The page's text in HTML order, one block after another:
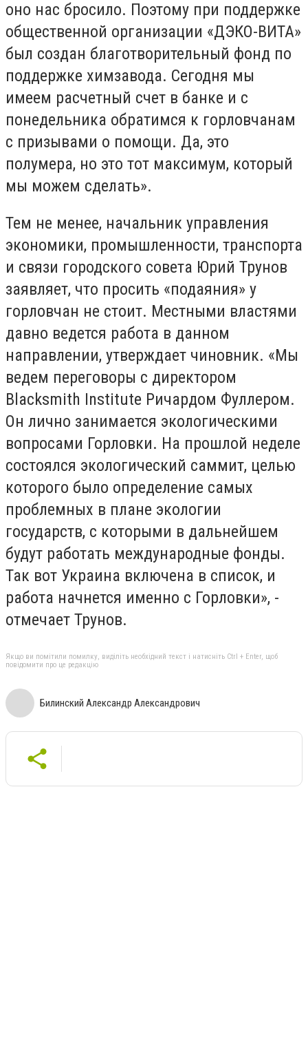
оно нас бросило. Поэтому при поддержке
общественной организации «ДЭКО-ВИТА»
был создан благотворительный фонд по
поддержке химзавода. Сегодня мы
имеем расчетный счет в банке и с
понедельника обратимся к горловчанам
с призывами о помощи. Да, это
полумера, но это тот максимум, который
мы можем сделать».
Тем не менее, начальник управления
экономики, промышленности, транспорта
и связи городского совета Юрий Трунов
заявляет, что просить «подаяния» у
горловчан не стоит. Местными властями
давно ведется работа в данном
направлении, утверждает чиновник. «Мы
ведем переговоры с директором
Blacksmith Institute Ричардом Фуллером.
Он лично занимается экологическими
вопросами Горловки. На прошлой неделе
состоялся экологический саммит, целью
которого было определение самых
проблемных в плане экологии
государств, с которыми в дальнейшем
будут работать международные фонды.
Так вот Украина включена в список, и
работа начнется именно с Горловки», -
отмечает Трунов.
Якщо ви помітили помилку, виділіть необхідний текст і натисніть Ctrl + Enter, щоб
повідомити про це редакцію
Билинский Александр Александрович